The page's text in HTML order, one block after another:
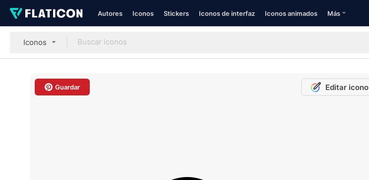
Autores Iconos Stickers Iconos de interfaz Iconos animados Más
Iconos
Guardar Editar icono